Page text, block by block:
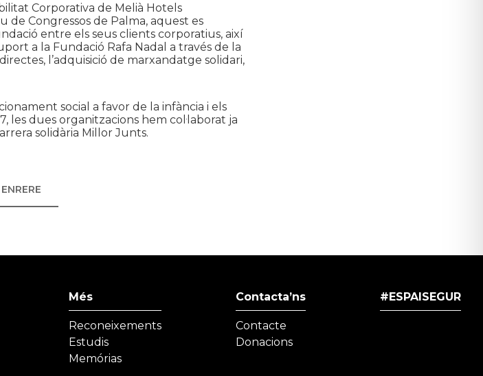
Corporativa de Melià Hotels
de Congressos de Palma, aquest es
entre els seus clients corporatius, així
a la Fundació Rafa Nadal a través de la
l’adquisició de marxandatge solidari,
social a favor de la infància i els
les dues organitzacions hem col·laborat ja
solidària Millor Junts.
ENRERE
Més
Reconeixements
Estudis
Memórias
Contacta’ns
Contacte
Donacions
#ESPAISEGUR